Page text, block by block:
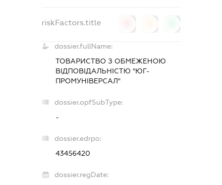
riskFactors.title
dossier.fullName:
ТОВАРИСТВО З ОБМЕЖЕНОЮ
ВІДПОВІДАЛЬНІСТЮ "ЮГ-
ПРОМУНІВЕРСАЛ"
dossier.opfSubType:
-
dossier.edrpo:
43456420
dossier.regDate: